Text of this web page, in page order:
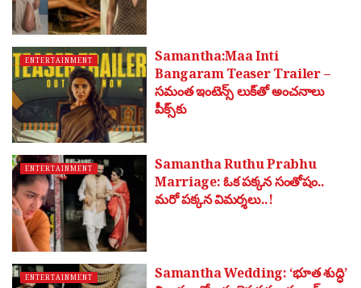
ENTERTAINMENT
Samantha:Maa Inti
Bangaram Teaser Trailer –
సమంత ఇంటెన్స్ లుక్‌తో అంచనాలు
పీక్స్‌కు
ENTERTAINMENT
Samantha Ruthu Prabhu
Marriage: ఓక పక్కన సంతోషం..
మరో పక్కన విమర్శలు..!
ENTERTAINMENT
Samantha Wedding: ‘భూత శుద్ధి’